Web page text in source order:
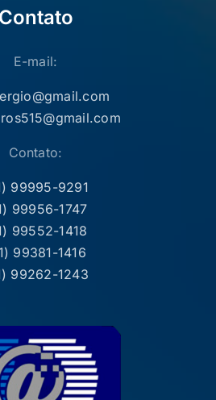
Contato
E-mail:
Contato:
99995-9291
99956-1747
99552-1418
99381-1416
99262-1243